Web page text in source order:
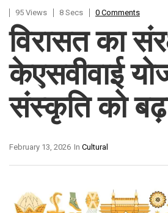
95 Views
8 Secs 0 Comments
विरासत का
केएसवीवाई
संस्कृति को
In Cultural
February 13, 2026